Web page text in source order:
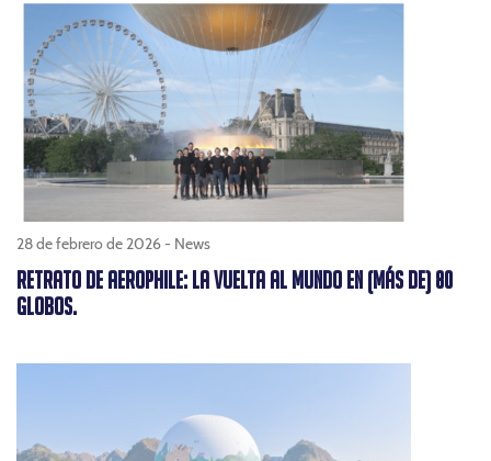
28 de febrero de 2026 - News
RETRATO DE AEROPHILE: LA VUELTA AL MUNDO EN (MÁS DE) 80
GLOBOS.